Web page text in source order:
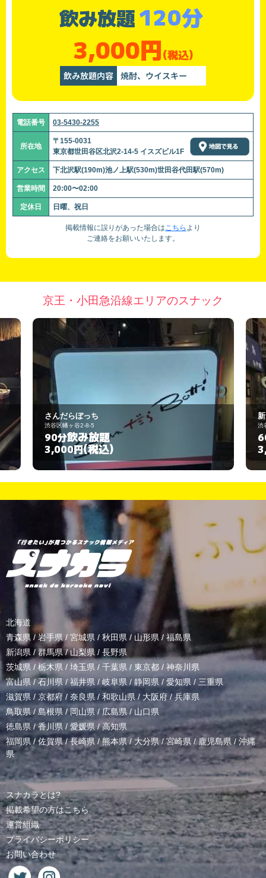
飲み放題120分
3,000円(税込)
飲み放題内容 焼酎、ウイスキー
電話番号 03-5430-2255
所在地
〒155-0031
東京都世田谷区北沢2-14-5 イスズビル1F
アクセス 下北沢駅(190m)池ノ上駅(530m)世田谷代田駅(570m)
営業時間 20:00〜02:00
定休日 日曜、祝日
掲載情報に誤りがあった場合はこちら より
ご連絡をお願いいたします。
京王・小田急沿線エリアのスナック
新・三姉妹
渋谷区幡ヶ谷2-8-5
60分飲み放題
3,000円(税込)
北海道
青森県 / 岩手県/ 宮城県 / 秋田県 / 山形県/ 福島県
新潟県 /群馬県/山梨県 / 長野県
茨城県 / 栃木県 / 埼玉県 / 千葉県 / 東京都 / 神奈川県
富山県 /石川県/福井県/岐阜県 / 静岡県 / 愛知県 / 三重県
滋賀県 / 京都府 / 奈良県 / 和歌山県/ 大阪府 /兵庫県
鳥取県/ 島根県 /岡山県/ 広島県 / 山口県
徳島県 /香川県 / 愛媛県/高知県
福岡県/佐賀県/長崎県 /熊本県/ 大分県/宮崎県 /鹿児島県 / 沖縄
県
スナカラとは?
掲載希望の方はこちら
運営組織
プライバシーポリシー
お問い合わせ